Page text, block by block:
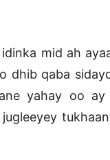
mid ah
dhib qaba
yahay oo